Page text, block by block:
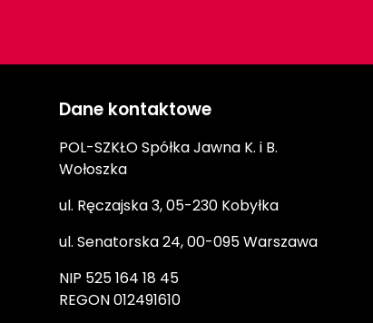
Dane kontaktowe
POL-SZKŁO Spółka Jawna K. i B.
Wołoszka
ul. Ręczajska 3, 05-230 Kobyłka
ul. Senatorska 24, 00-095 Warszawa
NIP 525 164 18 45
REGON 012491610